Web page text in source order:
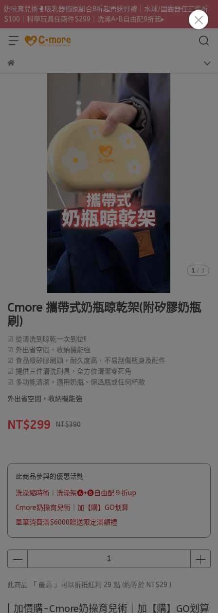
奶操育兒術🥊吸乳器獨家組合8折起再送好禮｜水球/固齒器任三件折
$100｜科學玩具任兩件$299｜洗澡A+B自由配9折起▸
1 / 3
Cmore 攜帶式奶瓶晾乾架(附矽膠奶瓶
刷)
☑ 從清洗到晾乾一次到位!!
☑ 外出省空間，收納機能強
☑ 食品級矽膠刷頭，耐久度高，不易刮傷瓶身及配件
☑ 提供三件清洗刷具，全方位清潔零死角
☑ 多功能清潔，適用奶瓶、保溫瓶或任何杯款
外出省空間，收納機能強
NT$299 NT$390
此商品參與的優惠活動
洗澡縮時術｜洗澡架🅐+🅑自由配９折up
Cmore奶操育兒術｜加【購】GO划算
單筆消費滿$6000贈送限定滿額禮
此商品 「 最高 」可以折抵紅利 29 點 (約等於 NT$29 )
加價購-Cmore奶操育兒術｜加【購】GO划算